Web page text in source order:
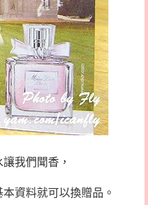
我們聞香，
資料就可以換贈品。